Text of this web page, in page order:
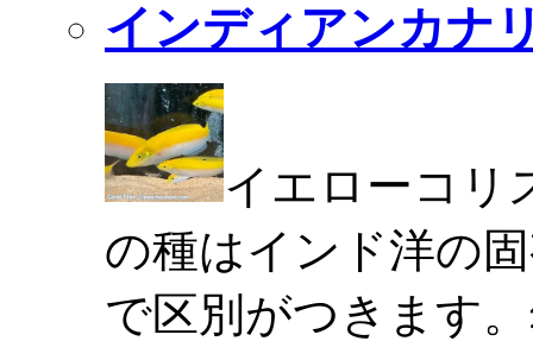
インディアンカナ
イエローコリ
の種はインド洋の
で区別がつきます